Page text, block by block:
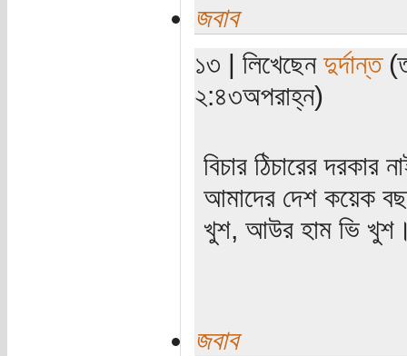
জবাব
১৩ | লিখেছেনদুর্দান্ত
২:৪৩অপরাহ্ন)
বিচার ঠিচারের দরকার
আমাদের দেশ কয়েক
খুশ, আউর হাম ভি
জবাব